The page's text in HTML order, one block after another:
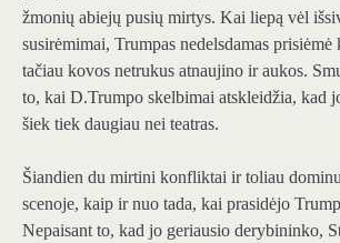
žmonių abiejų pusių mirtys. Kai liepą vėl
susirėmimai, Trumpas nedelsdamas prisiėmė
tačiau kovos netrukus atnaujino ir aukos.
to, kai D.Trumpo skelbimai atskleidžia, kad
šiek tiek daugiau nei teatras.
Šiandien du mirtini konfliktai ir toliau
scenoje, kaip ir nuo tada, kai prasidėjo
Nepaisant to, kad jo geriausio derybininko,